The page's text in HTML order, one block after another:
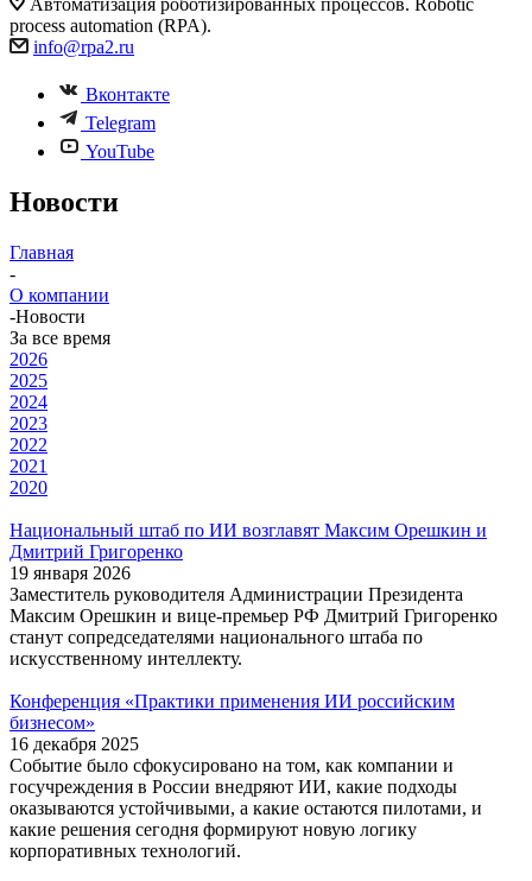
Автоматизация роботизированных процессов. Robotic
process automation (RPA).
info@rpa2.ru
Вконтакте
Telegram
YouTube
Новости
Главная
-
О компании
-Новости
За все время
2026
2025
2024
2023
2022
2021
2020
Национальный штаб по ИИ возглавят Максим Орешкин и
Дмитрий Григоренко
19 января 2026
Заместитель руководителя Администрации Президента
Максим Орешкин и вице-премьер РФ Дмитрий Григоренко
станут сопредседателями национального штаба по
искусственному интеллекту.
Конференция «Практики применения ИИ российским
бизнесом»
16 декабря 2025
Событие было сфокусировано на том, как компании и
госучреждения в России внедряют ИИ, какие подходы
оказываются устойчивыми, а какие остаются пилотами, и
какие решения сегодня формируют новую логику
корпоративных технологий.